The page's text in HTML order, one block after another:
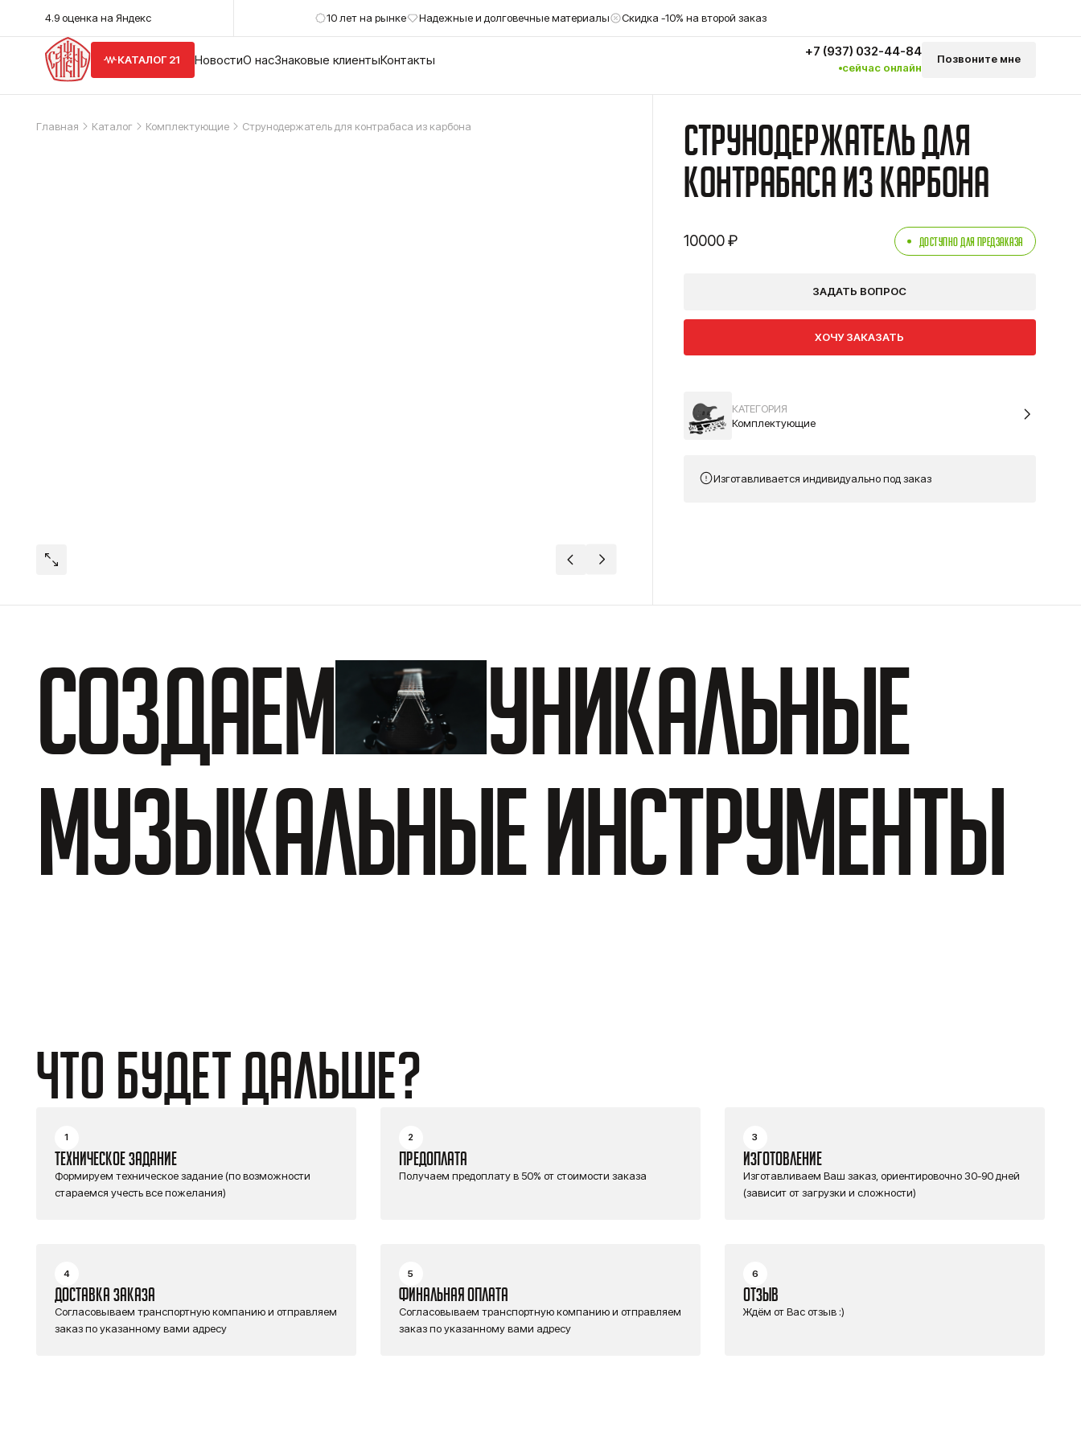
4.9 оценка на Яндекс 10 лет на рынке Надежные и долговечные материалы Скидка -10% на второй заказ
КАТАЛОГ 21 НовостиО насЗнаковые клиентыКонтакты
+7 (937) 032-44-84
сейчас онлайн
Позвоните мне
Главная Каталог Комплектующие Струнодержатель для контрабаса из карбона
Струнодержатель для
контрабаса из карбона
10000 ₽ доступно для предзаказа
ЗАДАТЬ ВОПРОС
ХОЧУ ЗАКАЗАТЬ
КАТЕГОРИЯ
Комплектующие
Изготавливается индивидуально под заказ
Создаем
Уникальные
Музыкальные инструменты
ЧТО БУДЕТ ДАЛЬШЕ?
1
ТЕХНИЧЕСКОЕ ЗАДАНИЕ
Формируем техническое задание (по возможности
стараемся учесть все пожелания)
2
ПРЕДОПЛАТА
Получаем предоплату в 50% от стоимости заказа
3
ИЗГОТОВЛЕНИЕ
Изготавливаем Ваш заказ, ориентировочно 30-90 дней
(зависит от загрузки и сложности)
4
ДОСТАВКА ЗАКАЗА
Согласовываем транспортную компанию и отправляем
заказ по указанному вами адресу
5
ФИНАЛЬНАЯ ОПЛАТА
Согласовываем транспортную компанию и отправляем
заказ по указанному вами адресу
6
ОТЗЫВ
Ждём от Вас отзыв :)